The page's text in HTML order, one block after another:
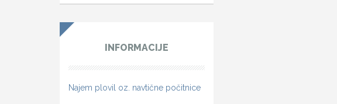
INFORMACIJE
Najem plovil oz. navtične počitnice